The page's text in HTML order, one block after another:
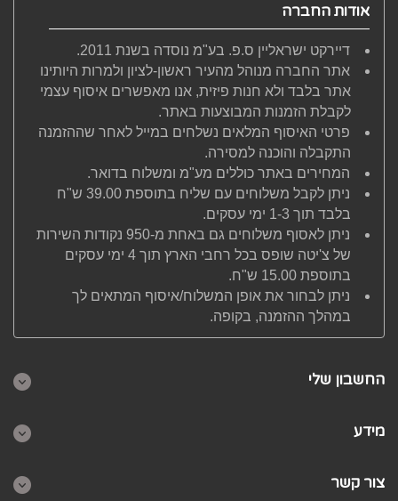
אודות החברה
דיירקט ישראליין ס.פ. בע"מ נוסדה בשנת 2011.
אתר החברה מנוהל מהעיר ראשון-לציון ולמרות היותינו
אתר בלבד ולא חנות פיזית, אנו מאפשרים איסוף עצמי
לקבלת הזמנות המבוצעות באתר.
פרטי האיסוף המלאים נשלחים במייל לאחר שההזמנה
התקבלה והוכנה למסירה.
המחירים באתר כוללים מע"מ ומשלוח בדואר.
ניתן לקבל משלוחים עם שליח בתוספת 39.00 ש"ח
בלבד תוך 1-3 ימי עסקים.
ניתן לאסוף משלוחים גם באחת מ-950 נקודות השירות
של צ'יטה שופס בכל רחבי הארץ תוך 4 ימי עסקים
בתוספת 15.00 ש"ח.
ניתן לבחור את אופן המשלוח/איסוף המתאים לך
במהלך ההזמנה, בקופה.
החשבון שלי
מידע
צור קשר